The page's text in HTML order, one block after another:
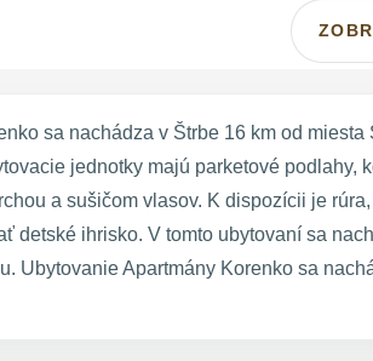
sa nachádza v Štrbe 16 km od
jednotky majú parketové
a sušičom vlasov. K dispozícii je
detské ihrisko. V tomto ubytovaní sa
Ubytovanie Apartmány Korenko sa